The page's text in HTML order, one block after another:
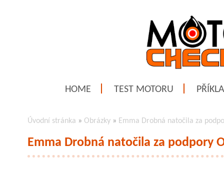
HOME TEST MOTORU
Úvodní stránka » Obrázky » Emma Drobná natočila za
Emma Drobná natočila za podpory